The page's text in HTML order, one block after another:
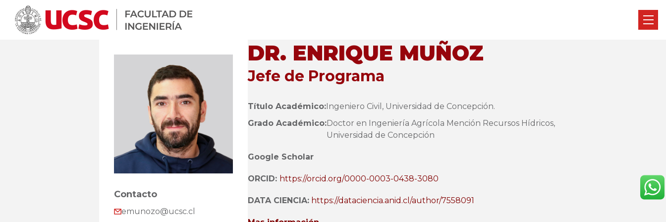
Contacto
emunozo@ucsc.cl
DR. ENRIQUE MUÑOZ
Jefe de Programa
Título Académico:Ingeniero Civil, Universidad de Concepción.
Grado Académico:Doctor en Ingeniería Agrícola Mención Recursos Hídricos,
Universidad de Concepción
Google Scholar
ORCID: https://orcid.org/0000-0003-0438-3080
DATA CIENCIA: https://dataciencia.anid.cl/author/7558091